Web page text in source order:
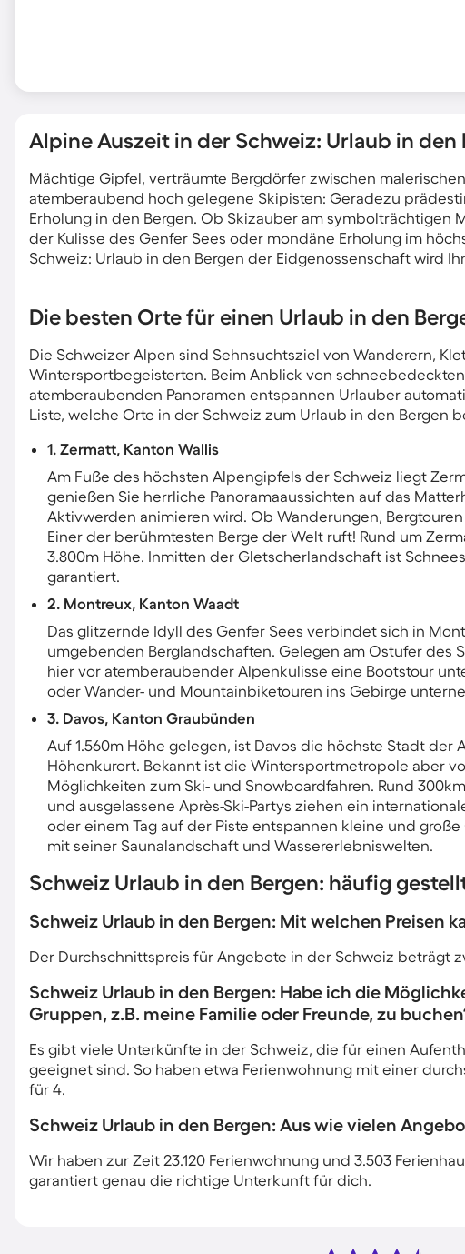
Alpine Auszeit in der Schweiz: Urlaub in den
Mächtige Gipfel, verträumte Bergdörfer zwischen
atemberaubend hoch gelegene Skipisten: Geradezu
Erholung in den Bergen. Ob Skizauber am symbolträchtigen
der Kulisse des Genfer Sees oder mondäne Erholung im
Schweiz: Urlaub in den Bergen der Eidgenossenschaft wird
Die besten Orte für einen Urlaub in den
Die Schweizer Alpen sind Sehnsuchtsziel von Wanderern,
Wintersportbegeisterten. Beim Anblick von
atemberaubenden Panoramen entspannen Urlauber
Liste, welche Orte in der Schweiz zum Urlaub in den Bergen
1. Zermatt, Kanton Wallis
Am Fuße des höchsten Alpengipfels der Schweiz liegt
genießen Sie herrliche Panoramaaussichten auf das
Aktivwerden animieren wird. Ob Wanderungen,
Einer der berühmtesten Berge der Welt ruft! Rund um
3.800m Höhe. Inmitten der Gletscherlandschaft ist
garantiert.
2. Montreux, Kanton Waadt
Das glitzernde Idyll des Genfer Sees verbindet sich in
umgebenden Berglandschaften. Gelegen am Ostufer des
hier vor atemberaubender Alpenkulisse eine Bootstour
oder Wander- und Mountainbiketouren ins Gebirge
3. Davos, Kanton Graubünden
Auf 1.560m Höhe gelegen, ist Davos die höchste Stadt
Höhenkurort. Bekannt ist die Wintersportmetropole aber
Möglichkeiten zum Ski- und Snowboardfahren. Rund
und ausgelassene Après-Ski-Partys ziehen ein
oder einem Tag auf der Piste entspannen kleine und
mit seiner Saunalandschaft und Wassererlebniswelten.
Schweiz Urlaub in den Bergen: häufig
Schweiz Urlaub in den Bergen: Mit welchen Preisen
Der Durchschnittspreis für Angebote in der Schweiz beträgt
Schweiz Urlaub in den Bergen: Habe ich die
Gruppen, z.B. meine Familie oder Freunde, zu
Es gibt viele Unterkünfte in der Schweiz, die für einen
geeignet sind. So haben etwa Ferienwohnung mit einer
für 4.
Schweiz Urlaub in den Bergen: Aus wie vielen
Wir haben zur Zeit 23.120 Ferienwohnung und 3.503
garantiert genau die richtige Unterkunft für dich.